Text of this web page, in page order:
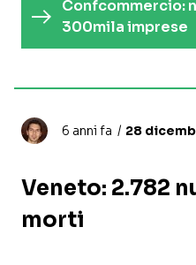
Confcommercio:
300mila imprese
6 anni fa 28
Veneto: 2.782
morti